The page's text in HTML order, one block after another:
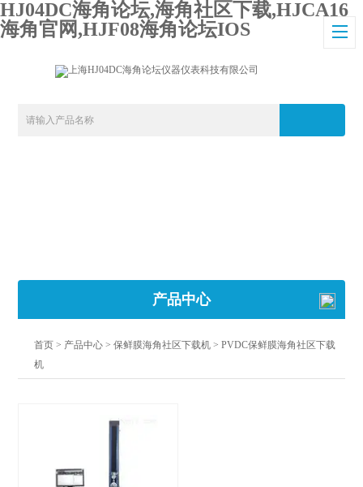
HJ04DC海角论坛,海角社区下载,HJCA16
海角官网,HJF08海角论坛IOS
产品中心
首页 > 产品中心 >保鲜膜海角社区下载机 >PVDC保鲜膜海角社区下载
机